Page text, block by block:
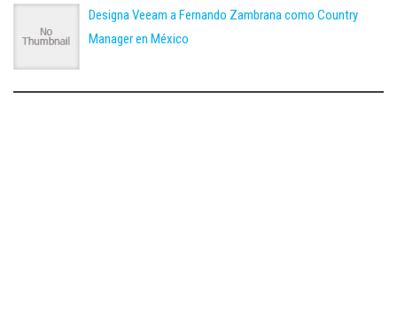
Designa Veeam a Fernando Zambrana como Country
Manager en México